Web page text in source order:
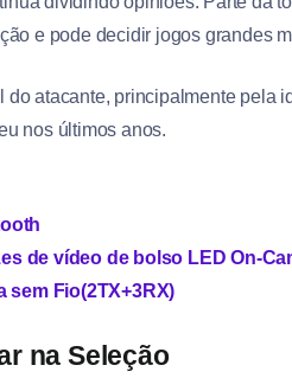
e pode decidir jogos grandes
atacante, principalmente pela
nos últimos anos.
de vídeo de bolso LED On-
sem Fio(2TX+3RX)
na Seleção